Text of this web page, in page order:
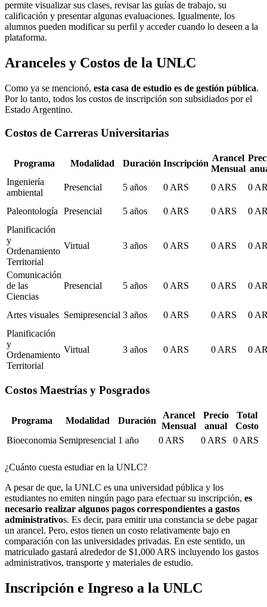
permite visualizar sus clases, revisar las guías de trabajo, su
calificación y presentar algunas evaluaciones. Igualmente, los
alumnos pueden modificar su perfil y acceder cuando lo deseen a la
plataforma.
Aranceles y Costos de la UNLC
Como ya se mencionó, esta casa de estudio es de gestión pública.
Por lo tanto, todos los costos de inscripción son subsidiados por el
Estado Argentino.
Costos de Carreras Universitarias
Programa Modalidad Duración Inscripción
Arancel
Mensual
Ingeniería
ambiental
Presencial 5 años 0 ARS 0 ARS 0
Paleontología Presencial 5 años 0 ARS 0 ARS
0
Planificación
y
Ordenamiento
Territorial
Virtual 3 años 0 ARS 0 ARS 0
Comunicación
de las
Ciencias
Presencial 5 años 0 ARS 0 ARS 0
Artes visuales Semipresencial 3 años 0 ARS 0 ARS
0
Planificación
y
Ordenamiento
Territorial
Virtual 3 años 0 ARS 0 ARS 0
Costos Maestrías y Posgrados
Programa Modalidad Duración
Arancel
Mensual
Precio
anual
Total
Costo
Bioeconomia Semipresencial 1 año 0 ARS 0 ARS 0 ARS
¿Cuánto cuesta estudiar en la UNLC?
A pesar de que, la UNLC es una universidad pública y los
estudiantes no emiten ningún pago para efectuar su inscripción, es
necesario realizar algunos pagos correspondientes a gastos
administrativos. Es decir, para emitir una constancia se debe pagar
un arancel. Pero, estos tienen un costo relativamente bajo en
comparación con las universidades privadas. En este sentido, un
matriculado gastará alrededor de $1,000 ARS incluyendo los gastos
administrativos, transporte y materiales de estudio.
Inscripción e Ingreso a la UNLC